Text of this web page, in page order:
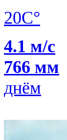
20C°
4.1 м/с
766 мм
днём